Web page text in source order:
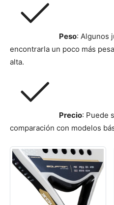
Peso: Algunos
encontrarla un poco más
alta.
Precio: Puede
comparación con modelos